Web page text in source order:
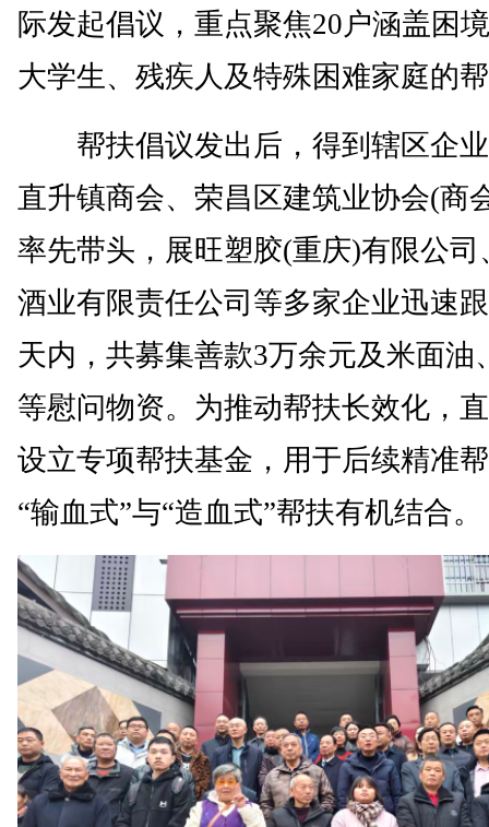
际发起倡议，重点聚焦20户涵盖困
大学生、残疾人及特殊困难家庭的
帮扶倡议发出后，得到辖区企业
直升镇商会、荣昌区建筑业协会(商
率先带头，展旺塑胶(重庆)有限公司
酒业有限责任公司等多家企业迅速
天内，共募集善款3万余元及米面油
等慰问物资。为推动帮扶长效化，
设立专项帮扶基金，用于后续精准
“输血式”与“造血式”帮扶有机结合。